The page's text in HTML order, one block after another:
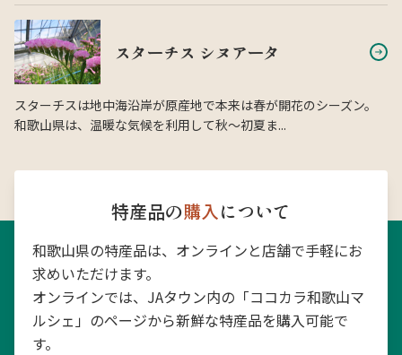
スターチス シヌアータ
スターチスは地中海沿岸が原産地で本来は春が開花のシーズン。
和歌山県は、温暖な気候を利用して秋〜初夏ま...
特産品の購入について
和歌山県の特産品は、オンラインと店舗で手軽にお
求めいただけます。
オンラインでは、JAタウン内の「ココカラ和歌山マ
ルシェ」のページから新鮮な特産品を購入可能で
す。